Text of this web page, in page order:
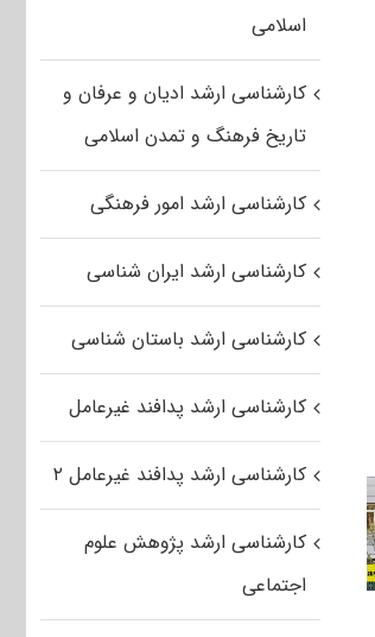
اسلامی
کارشناسی ارشد ادیان و عرفان و
تاریخ فرهنگ و تمدن اسلامی
کارشناسی ارشد امور فرهنگی
کارشناسی ارشد ایران شناسی
کارشناسی ارشد باستان شناسی
کارشناسی ارشد پدافند غیرعامل
کارشناسی ارشد پدافند غیرعامل ۲
کارشناسی ارشد پژوهش علوم
اجتماعی